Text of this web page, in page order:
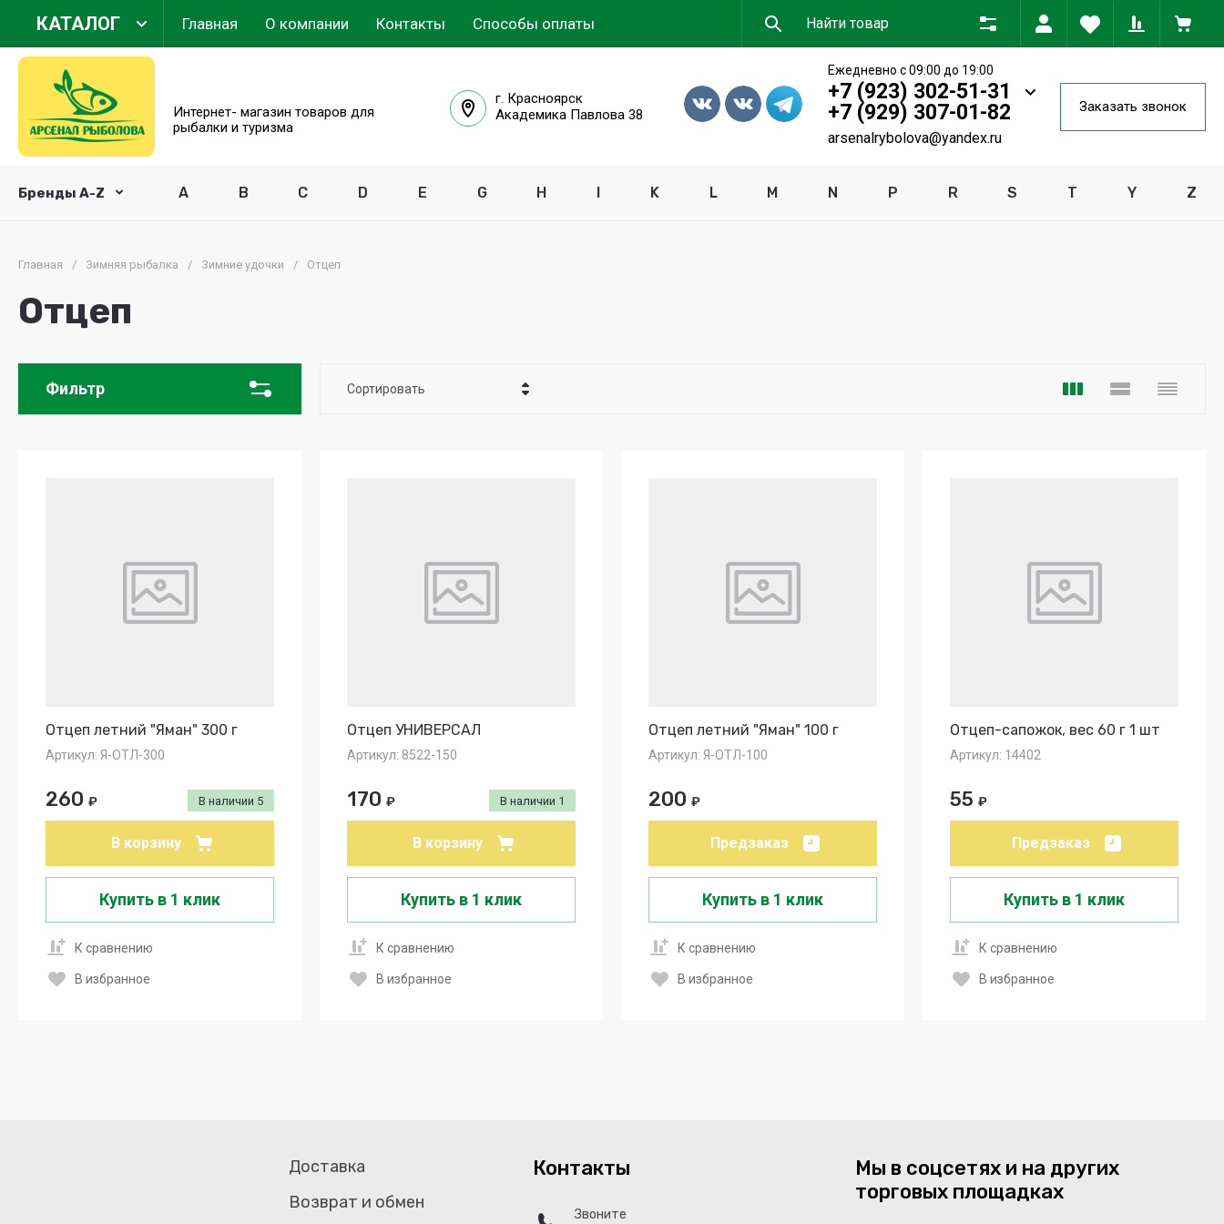
КАТАЛОГ Главная О компании Контакты Способы оплаты
Интернет- магазин товаров для
рыбалки и туризма
г. Красноярск
Академика Павлова 38
Ежедневно с 09:00 до 19:00
+7 (923) 302-51-31
+7 (929) 307-01-82
arsenalrybolova@yandex.ru
Заказать звонок
Бренды A-Z A B C D E G H I K L M N P R S T Y Z
Главная / Зимняя рыбалка / Зимние удочки / Отцеп
Отцеп
Фильтр Сортировать
Отцеп летний "Яман" 300 г
Артикул: Я-ОТЛ-300
В наличии 5
260 ₽
В корзину
Купить в 1 клик
К сравнению
В избранное
Отцеп УНИВЕРСАЛ
Артикул: 8522-150
В наличии 1
170 ₽
В корзину
Купить в 1 клик
К сравнению
В избранное
Отцеп летний "Яман" 100 г
Артикул: Я-ОТЛ-100
200 ₽
Предзаказ
Купить в 1 клик
К сравнению
В избранное
Отцеп-сапожок, вес 60 г 1 шт
Артикул: 14402
55 ₽
Предзаказ
Купить в 1 клик
К сравнению
В избранное
Доставка
Возврат и обмен
Контакты
Звоните
Мы в соцсетях и на других
торговых площадках